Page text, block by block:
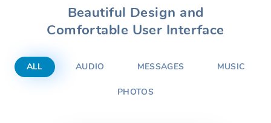
Beautiful Design and
Comfortable User Interface
ALL AUDIO MESSAGES MUSIC
PHOTOS